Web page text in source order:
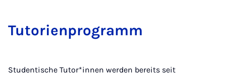
Tutorienprogramm
Studentische Tutor*innen werden bereits seit